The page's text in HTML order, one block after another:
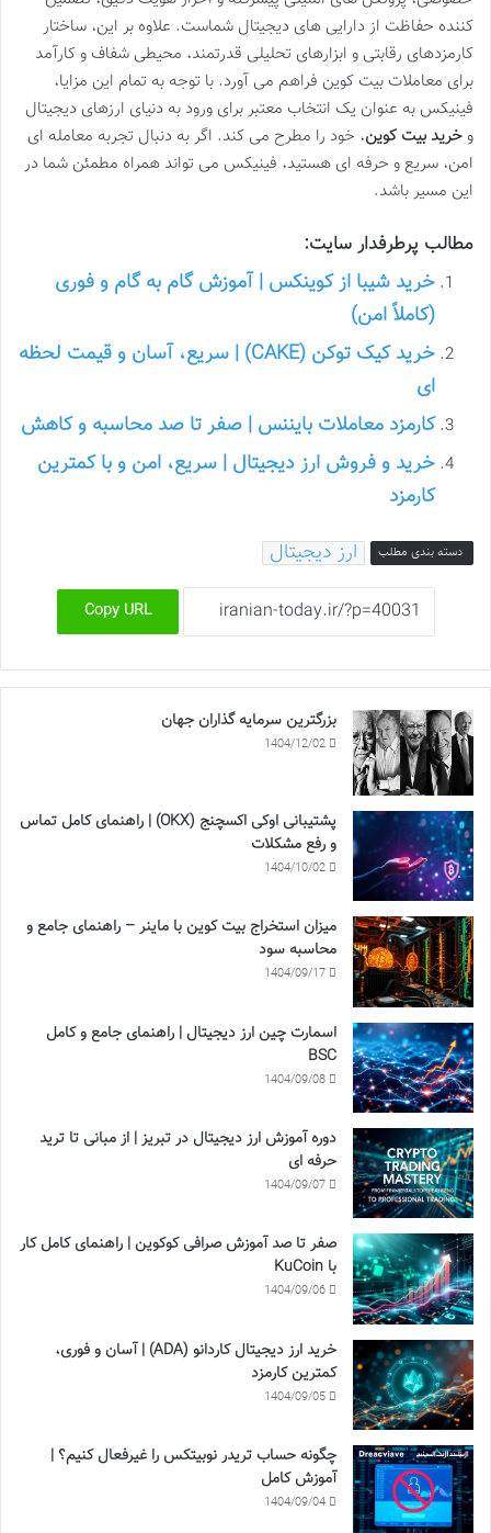
کننده حفاظت از دارایی های دیجیتال شماست. علاوه بر این، ساختار
کارمزدهای رقابتی و ابزارهای تحلیلی قدرتمند، محیطی شفاف و کارآمد
برای معاملات بیت کوین فراهم می آورد. با توجه به تمام این مزایا،
فینیکس به عنوان یک انتخاب معتبر برای ورود به دنیای ارزهای دیجیتال
و خرید بیت کوین، خود را مطرح می کند. اگر به دنبال تجربه معامله ای
امن، سریع و حرفه ای هستید، فینیکس می تواند همراه مطمئن شما در
این مسیر باشد.
مطالب پرطرفدار سایت:
خرید شیبا از کوینکس | آموزش گام به گام و فوری
(کاملاً امن)
خرید کیک توکن (CAKE) | سریع، آسان و قیمت لحظه
ای
کارمزد معاملات بایننس | صفر تا صد محاسبه و کاهش
خرید و فروش ارز دیجیتال | سریع، امن و با کمترین
کارمزد
دسته بندی مطلب ارز دیجیتال
Copy URL
بزرگترین سرمایه گذاران جهان
1404/12/02
پشتیبانی اوکی اکسچنج (OKX) | راهنمای کامل تماس
و رفع مشکلات
1404/10/02
میزان استخراج بیت کوین با ماینر – راهنمای جامع و
محاسبه سود
1404/09/17
اسمارت چین ارز دیجیتال | راهنمای جامع و کامل
BSC
1404/09/08
دوره آموزش ارز دیجیتال در تبریز | از مبانی تا ترید
حرفه ای
1404/09/07
صفر تا صد آموزش صرافی کوکوین | راهنمای کامل کار
با KuCoin
1404/09/06
خرید ارز دیجیتال کاردانو (ADA) | آسان و فوری،
کمترین کارمزد
1404/09/05
چگونه حساب تریدر نوبیتکس را غیرفعال کنیم؟ |
آموزش کامل
1404/09/04